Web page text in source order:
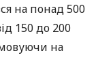
на понад 500
150 до 200
на